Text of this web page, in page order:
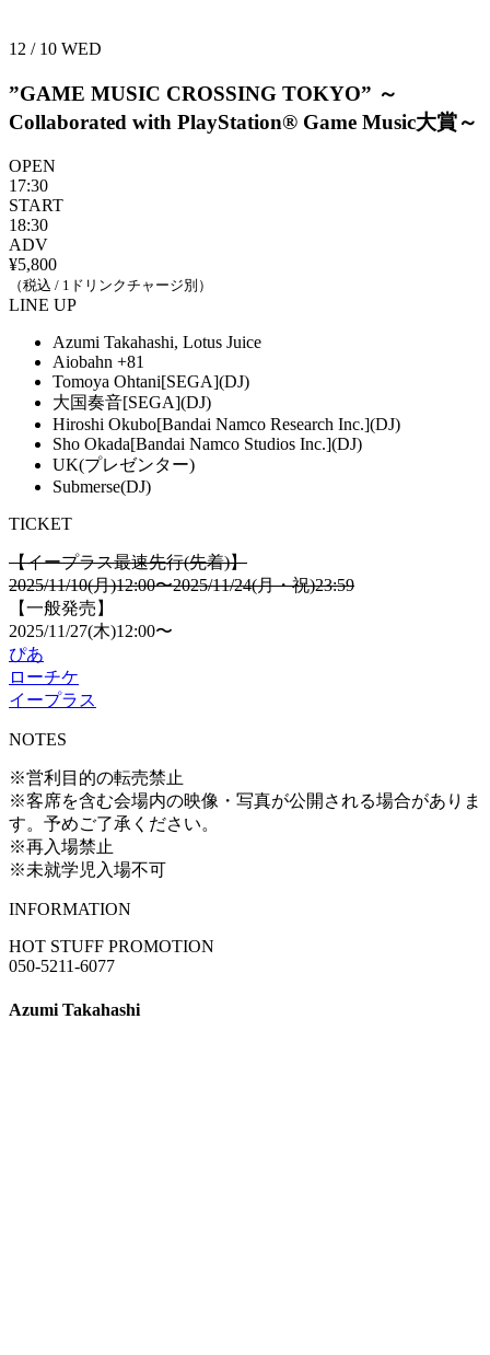
12 / 10 WED
”GAME MUSIC CROSSING TOKYO” ～
Collaborated with PlayStation® Game Music大賞～
OPEN
17:30
START
18:30
ADV
¥5,800
（税込 / 1ドリンクチャージ別）
LINE UP
Azumi Takahashi, Lotus Juice
Aiobahn +81
Tomoya Ohtani[SEGA](DJ)
大国奏音[SEGA](DJ)
Hiroshi Okubo[Bandai Namco Research Inc.](DJ)
Sho Okada[Bandai Namco Studios Inc.](DJ)
UK(プレゼンター)
Submerse(DJ)
TICKET
【イープラス最速先行(先着)】
2025/11/10(月)12:00〜2025/11/24(月・祝)23:59
【一般発売】
2025/11/27(木)12:00〜
ぴあ
ローチケ
イープラス
NOTES
※営利目的の転売禁止
※客席を含む会場内の映像・写真が公開される場合がありま
す。予めご了承ください。
※再入場禁止
※未就学児入場不可
INFORMATION
HOT STUFF PROMOTION
050-5211-6077
Azumi Takahashi